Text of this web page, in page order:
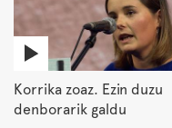
Korrika zoaz. Ezin duzu
denborarik galdu